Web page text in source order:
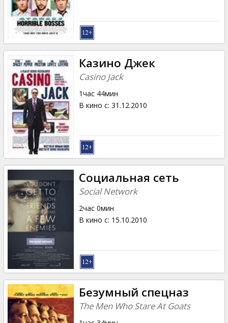
Казино Джек
Casino Jack
1час 44мин
В кино с: 31.12.2010
Социальная сеть
Social Network
2час 0мин
В кино с: 15.10.2010
Безумный спецназ
The Men Who Stare At Goats